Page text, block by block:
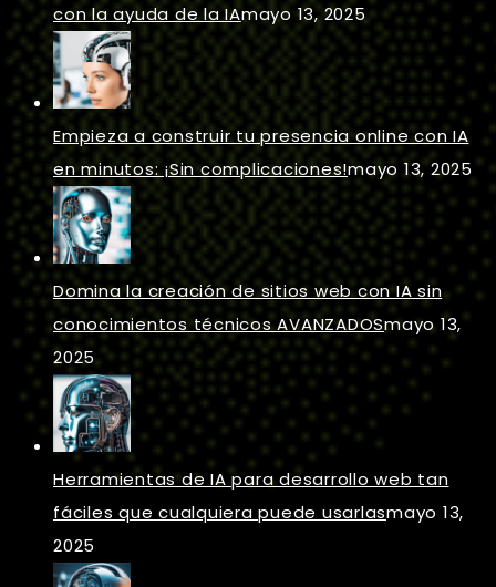
con la ayuda de la IAmayo 13, 2025
Empieza a construir tu presencia online con IA
en minutos: ¡Sin complicaciones!mayo 13, 2025
Domina la creación de sitios web con IA sin
conocimientos técnicos AVANZADOSmayo 13,
2025
Herramientas de IA para desarrollo web tan
fáciles que cualquiera puede usarlasmayo 13,
2025